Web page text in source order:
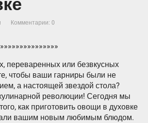
Комментарии: 0
переваренных или безвкусных
чтобы ваши гарниры были не
а настоящей звездой стола?
революции! Сегодня мы
как приготовить овощи в духовке
вашим новым любимым блюдом.